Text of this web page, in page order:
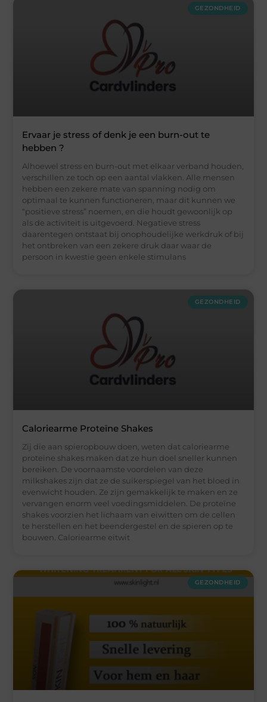
GEZONDHEID
Ervaar je stress of denk je een burn-out te
hebben ?
Alhoewel stress en burn-out met elkaar verband houden,
verschillen ze toch op een aantal vlakken. Alle mensen
hebben een zekere mate van spanning nodig om
optimaal te kunnen functioneren, maar dit kunnen we
“positieve stress” noemen, en die houdt gewoonlijk op
als de activiteit is uitgevoerd. Negatieve stress
daarentegen ontstaat bij onophoudelijke werkdruk of bij
het ontbreken van een zekere druk daar waar de
persoon in kwestie geen enkele stimulans
GEZONDHEID
Caloriearme Proteïne Shakes
Zij die aan spieropbouw doen, weten dat caloriearme
proteïne shakes maken dat ze hun doel sneller kunnen
bereiken. De voornaamste voordelen van deze
milkshakes zijn dat ze de suikerspiegel van het bloed in
evenwicht houden. Ze zijn gemakkelijk te maken en ze
vervangen enorm veel voedingsmiddelen. De proteïne
shakes voorzien het lichaam van eiwitten om de cellen
te herstellen en het beendergestel en de spieren op te
bouwen. Caloriearme eitwit
GEZONDHEID